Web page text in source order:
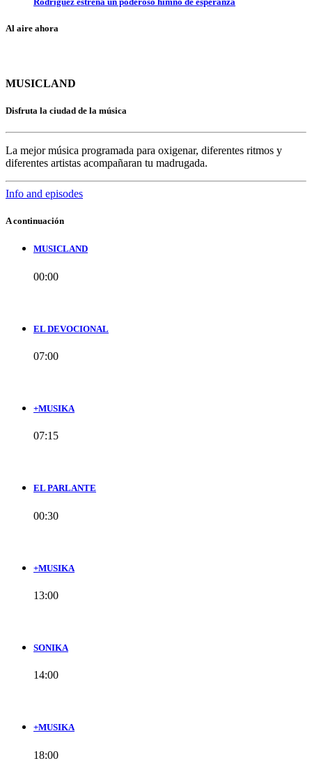
Al aire ahora
MUSICLAND
Disfruta la ciudad de la música
La mejor música programada para oxigenar, diferentes ritmos y
diferentes artistas acompañaran tu madrugada.
Info and episodes
A continuación
MUSICLAND
00:00
EL DEVOCIONAL
07:00
+MUSIKA
07:15
EL PARLANTE
00:30
+MUSIKA
13:00
SONIKA
14:00
+MUSIKA
18:00